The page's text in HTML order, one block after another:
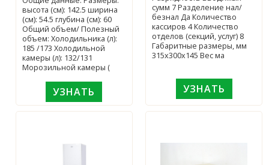
высота (см): 142.5 ширина
(см): 54.5 глубина (см): 60
Общий объем/ Полезный
объем: Холодильника (л):
185 /173 Холодильной
камеры (л): 132/131
Морозильной камеры (
УЗНАТЬ
сумм 7 Разделение нал/
безнал Да Количество
кассиров 4 Количество
отделов (секций, услуг) 8
Габаритные размеры, мм
315х300х145 Вес ма
УЗНАТЬ